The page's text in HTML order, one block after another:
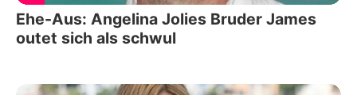
Ehe-Aus: Angelina Jolies Bruder James
outet sich als schwul